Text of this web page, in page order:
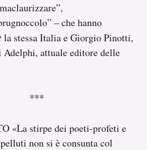
– che hanno
la stessa Italia e Giorgio Pinotti,
attuale editore delle
***
«La stirpe dei poeti-profeti e
non si è consunta col